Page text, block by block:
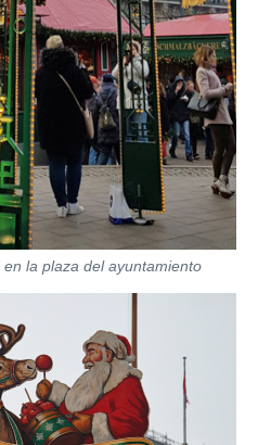
la plaza del ayuntamiento